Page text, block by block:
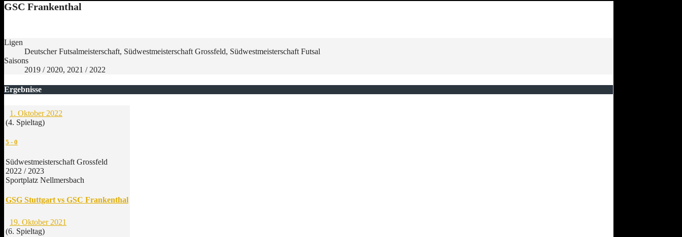
GSC Frankenthal
Ligen
Deutscher Futsalmeisterschaft, Südwestmeisterschaft Grossfeld, Südwestmeisterschaft Futsal
Saisons
2019 / 2020, 2021 / 2022
Ergebnisse
1. Oktober 2022
(4. Spieltag)
5 - 0
Südwestmeisterschaft Grossfeld
2022 / 2023
Sportplatz Nellmersbach
GSG Stuttgart vs GSC Frankenthal
19. Oktober 2021
(6. Spieltag)